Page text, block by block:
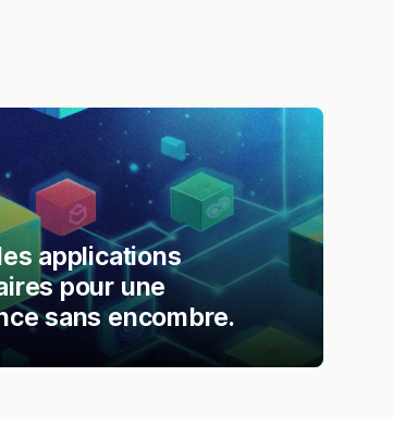
applications
pour une
sans encombre.